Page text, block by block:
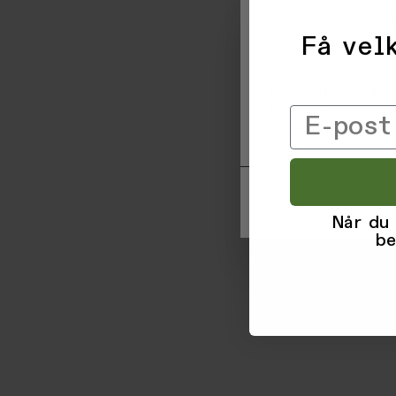
Vi og våre
trykke 'Godta',
til ved å klikke på
Få
Email
Når